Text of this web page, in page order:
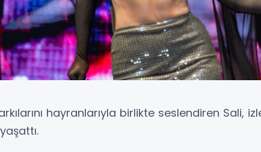
hayranlarıyla birlikte seslendiren Sali,